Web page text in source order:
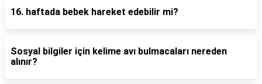
16. haftada bebek hareket edebilir mi?
Sosyal bilgiler için kelime avı bulmacaları nereden
alınır?